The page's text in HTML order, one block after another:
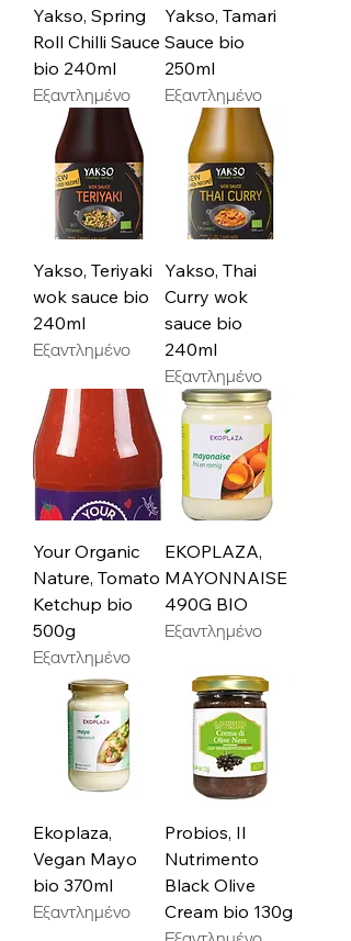
Yakso, Spring
Roll Chilli Sauce
bio 240ml
Εξαντλημένο
Yakso, Tamari
Sauce bio
250ml
Εξαντλημένο
Yakso, Teriyaki
wok sauce bio
240ml
Εξαντλημένο
Yakso, Thai
Curry wok
sauce bio
240ml
Εξαντλημένο
Your Organic
Nature, Tomato
Ketchup bio
500g
Εξαντλημένο
EKOPLAZA,
MAYONNAISE
490G BIO
Εξαντλημένο
Ekoplaza,
Vegan Mayo
bio 370ml
Εξαντλημένο
Probios, Il
Nutrimento
Black Olive
Cream bio 130g